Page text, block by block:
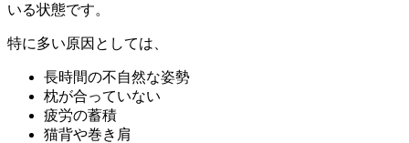
いる状態です。
特に多い原因としては、
長時間の不自然な姿勢
枕が合っていない
疲労の蓄積
猫背や巻き肩